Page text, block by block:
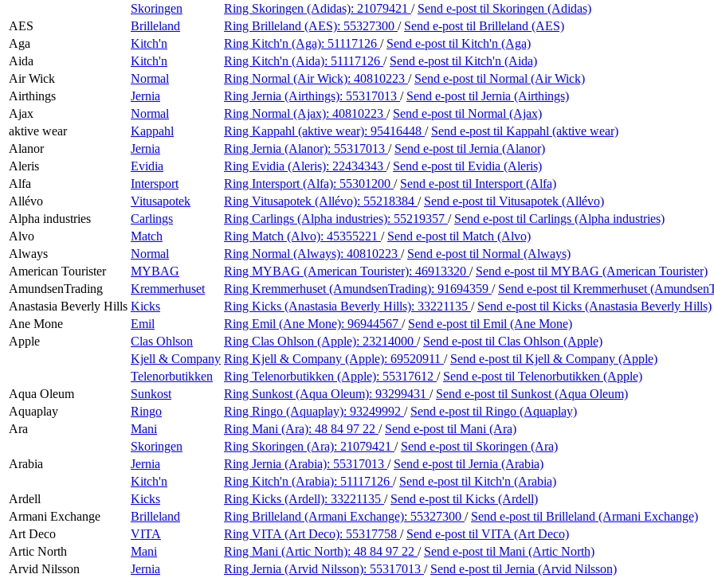
Skoringen
Ring Skoringen (Adidas): 21079421 / Send e-post til Skoringen (Adidas)
AES
Brilleland Ring Brilleland (AES): 55327300 / Send e-post til Brilleland (AES)
Aga
Kitch'n Ring Kitch'n (Aga): 51117126 / Send e-post til Kitch'n (Aga)
Aida
Kitch'n Ring Kitch'n (Aida): 51117126 / Send e-post til Kitch'n (Aida)
Air Wick
Normal Ring Normal (Air Wick): 40810223 / Send e-post til Normal (Air Wick)
Airthings
Jernia Ring Jernia (Airthings): 55317013 / Send e-post til Jernia (Airthings)
Ajax
Normal Ring Normal (Ajax): 40810223 / Send e-post til Normal (Ajax)
aktive wear
Kappahl Ring Kappahl (aktive wear): 95416448 / Send e-post til Kappahl (aktive wear)
Alanor
Jernia Ring Jernia (Alanor): 55317013 / Send e-post til Jernia (Alanor)
Aleris
Evidia Ring Evidia (Aleris): 22434343 / Send e-post til Evidia (Aleris)
Alfa
Intersport Ring Intersport (Alfa): 55301200 / Send e-post til Intersport (Alfa)
Allévo
Vitusapotek Ring Vitusapotek (Allévo): 55218384 / Send e-post til Vitusapotek (Allévo)
Alpha industries
Carlings Ring Carlings (Alpha industries): 55219357 / Send e-post til Carlings (Alpha industries)
Alvo
Match Ring Match (Alvo): 45355221 / Send e-post til Match (Alvo)
Always
Normal Ring Normal (Always): 40810223 / Send e-post til Normal (Always)
American Tourister
MYBAG Ring MYBAG (American Tourister): 46913320 / Send e-post til MYBAG (American Tourister)
AmundsenTrading
Kremmerhuset Ring Kremmerhuset (AmundsenTrading): 91694359 / Send e-post til Kremmerhuset
Anastasia Beverly Hills Kicks Ring Kicks (Anastasia Beverly Hills): 33221135 / Send e-post til Kicks (Anastasia Beverly Hills)
Ane Mone
Emil Ring Emil (Ane Mone): 96944567 / Send e-post til Emil (Ane Mone)
Apple
Clas Ohlson Ring Clas Ohlson (Apple): 23214000 / Send e-post til Clas Ohlson (Apple)
Kjell & Company Ring Kjell & Company (Apple): 69520911 / Send e-post til Kjell & Company (Apple)
Telenorbutikken
Ring Telenorbutikken (Apple): 55317612 / Send e-post til Telenorbutikken (Apple)
Aqua Oleum
Sunkost Ring Sunkost (Aqua Oleum): 93299431 / Send e-post til Sunkost (Aqua Oleum)
Aquaplay
Ringo Ring Ringo (Aquaplay): 93249992 / Send e-post til Ringo (Aquaplay)
Ara
Mani Ring Mani (Ara): 48 84 97 22 / Send e-post til Mani (Ara)
Skoringen
Ring Skoringen (Ara): 21079421 / Send e-post til Skoringen (Ara)
Arabia
Jernia Ring Jernia (Arabia): 55317013 / Send e-post til Jernia (Arabia)
Kitch'n
Ring Kitch'n (Arabia): 51117126 / Send e-post til Kitch'n (Arabia)
Ardell
Kicks Ring Kicks (Ardell): 33221135 / Send e-post til Kicks (Ardell)
Armani Exchange
Brilleland Ring Brilleland (Armani Exchange): 55327300 / Send e-post til Brilleland (Armani Exchange)
Art Deco
VITA Ring VITA (Art Deco): 55317758 / Send e-post til VITA (Art Deco)
Artic North
Mani Ring Mani (Artic North): 48 84 97 22 / Send e-post til Mani (Artic North)
Arvid Nilsson
Jernia Ring Jernia (Arvid Nilsson): 55317013 / Send e-post til Jernia (Arvid Nilsson)